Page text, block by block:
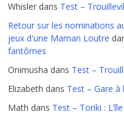
Whisler dans Test –
Retour sur les nominations
jeux d'une Maman Loutre
fantômes
Onimusha dans Test –
Elizabeth dans Test – Gare à
Math dans Test – Toriki :